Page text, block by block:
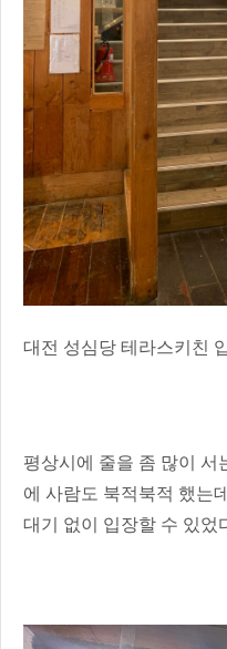
대전 성심당 테라스키친
평상시에 줄을 좀 많이 서
에 사람도 북적북적 했는
대기 없이 입장할 수 있었